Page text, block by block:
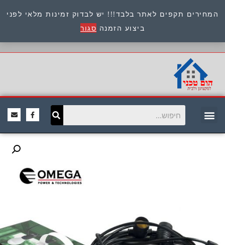
המחירים תקפים לאתר בלבד!!! יש לבדוק זמינות מלאי לפני
ביצוע הזמנה סגור
כתובת : היוזמים 9 אור יהודה שירות לקוחות 054-
8945722